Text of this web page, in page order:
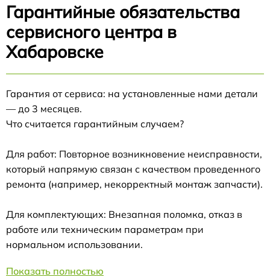
Гарантийные обязательства
сервисного центра в
Хабаровске
Гарантия от сервиса: на установленные нами детали
— до 3 месяцев.
Что считается гарантийным случаем?
Для работ: Повторное возникновение неисправности,
который напрямую связан с качеством проведенного
ремонта (например, некорректный монтаж запчасти).
Для комплектующих: Внезапная поломка, отказ в
работе или техническим параметрам при
нормальном использовании.
Показать полностью